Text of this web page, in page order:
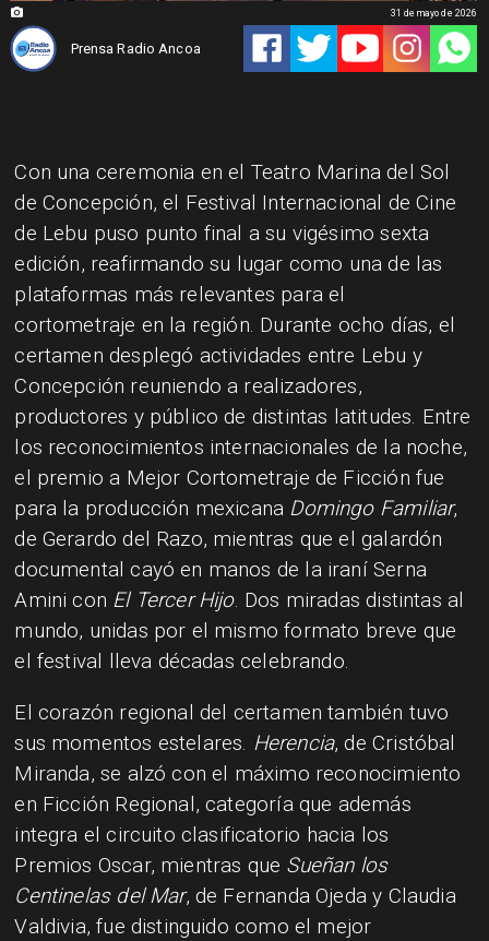
Prensa Radio Ancoa
31 de mayo de 2026
Con una ceremonia en el Teatro Marina del Sol
de Concepción, el Festival Internacional de Cine
de Lebu puso punto final a su vigésimo sexta
edición, reafirmando su lugar como una de las
plataformas más relevantes para el
cortometraje en la región. Durante ocho días, el
certamen desplegó actividades entre Lebu y
Concepción reuniendo a realizadores,
productores y público de distintas latitudes. Entre
los reconocimientos internacionales de la noche,
el premio a Mejor Cortometraje de Ficción fue
para la producción mexicana Domingo Familiar,
de Gerardo del Razo, mientras que el galardón
documental cayó en manos de la iraní Serna
Amini con El Tercer Hijo. Dos miradas distintas al
mundo, unidas por el mismo formato breve que
el festival lleva décadas celebrando.
El corazón regional del certamen también tuvo
sus momentos estelares. Herencia, de Cristóbal
Miranda, se alzó con el máximo reconocimiento
en Ficción Regional, categoría que además
integra el circuito clasificatorio hacia los
Premios Oscar, mientras que Sueñan los
Centinelas del Mar, de Fernanda Ojeda y Claudia
Valdivia, fue distinguido como el mejor